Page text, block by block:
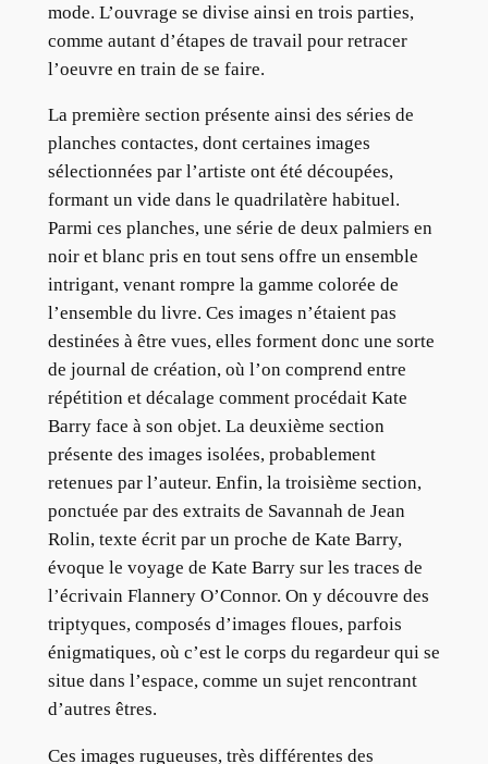
mode. L’ouvrage se divise ainsi en trois parties,
comme autant d’étapes de travail pour retracer
l’oeuvre en train de se faire.
La première section présente ainsi des séries de
planches contactes, dont certaines images
sélectionnées par l’artiste ont été découpées,
formant un vide dans le quadrilatère habituel.
Parmi ces planches, une série de deux palmiers en
noir et blanc pris en tout sens offre un ensemble
intrigant, venant rompre la gamme colorée de
l’ensemble du livre. Ces images n’étaient pas
destinées à être vues, elles forment donc une sorte
de journal de création, où l’on comprend entre
répétition et décalage comment procédait Kate
Barry face à son objet. La deuxième section
présente des images isolées, probablement
retenues par l’auteur. Enfin, la troisième section,
ponctuée par des extraits de Savannah de Jean
Rolin, texte écrit par un proche de Kate Barry,
évoque le voyage de Kate Barry sur les traces de
l’écrivain Flannery O’Connor. On y découvre des
triptyques, composés d’images floues, parfois
énigmatiques, où c’est le corps du regardeur qui se
situe dans l’espace, comme un sujet rencontrant
d’autres êtres.
Ces images rugueuses, très différentes des